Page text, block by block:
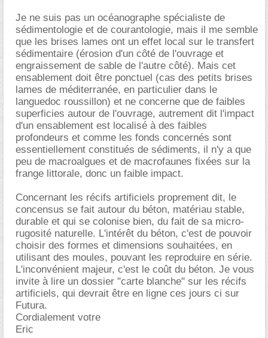
Je ne suis pas un océanographe spécialiste de
sédimentologie et de courantologie, mais il me semble
que les brises lames ont un effet local sur le transfert
sédimentaire (érosion d'un côté de l'ouvrage et
engraissement de sable de l'autre côté). Mais cet
ensablement doit être ponctuel (cas des petits brises
lames de méditerranée, en particulier dans le
languedoc roussillon) et ne concerne que de faibles
superficies autour de l'ouvrage, autrement dit l'impact
d'un ensablement est localisé à des faibles
profondeurs et comme les fonds concernés sont
essentiellement constitués de sédiments, il n'y a que
peu de macroalgues et de macrofaunes fixées sur la
frange littorale, donc un faible impact.
Concernant les récifs artificiels proprement dit, le
concensus se fait autour du béton, matériau stable,
durable et qui se colonise bien, du fait de sa micro-
rugosité naturelle. L'intérêt du béton, c'est de pouvoir
choisir des formes et dimensions souhaitées, en
utilisant des moules, pouvant les reproduire en série.
L'inconvénient majeur, c'est le coût du béton. Je vous
invite à lire un dossier "carte blanche" sur les récifs
artificiels, qui devrait être en ligne ces jours ci sur
Futura.
Cordialement votre
Eric